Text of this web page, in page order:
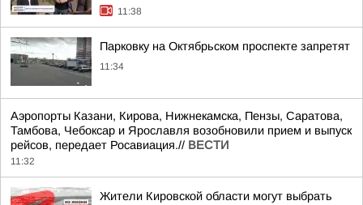
11:38
Парковку на Октябрьском проспекте запретят
11:34
Аэропорты Казани, Кирова, Нижнекамска, Пензы, Саратова,
Тамбова, Чебоксар и Ярославля возобновили прием и выпуск
рейсов, передает Росавиация.// ВЕСТИ
11:32
Жители Кировской области могут выбрать